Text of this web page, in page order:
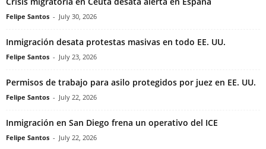
Felipe Santos - July 30, 2026
Inmigración desata protestas masivas en todo EE. UU.
Felipe Santos - July 23, 2026
Permisos de trabajo para asilo protegidos por juez en EE. UU.
Felipe Santos - July 22, 2026
Inmigración en San Diego frena un operativo del ICE
Felipe Santos - July 22, 2026